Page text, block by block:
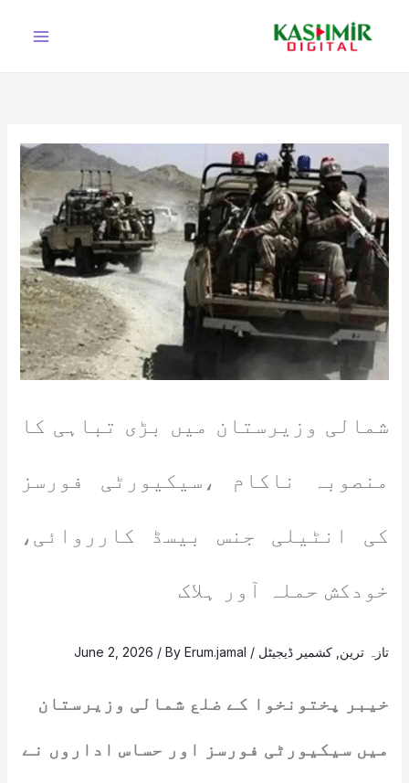
شمالی وزیرستان میں بڑی تباہی کا
منصوبہ ناکام ،سیکیورٹی فورسز
کی انٹیلی جنس بیسڈ کارروائی،
خودکش حملہ آور ہلاک
تازہ ترین کشمیر ڈیجیٹل /
June 2, 2026 / ByErum.jamal
خیبر پختونخوا کے ضلع شمالی وزیرستان
میں سیکیورٹی فورسز اور حساس اداروں نے